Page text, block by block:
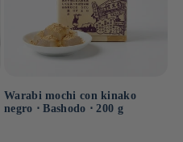
Warabi mochi con kinako
negro ⋅ Bashodo ⋅ 200 g